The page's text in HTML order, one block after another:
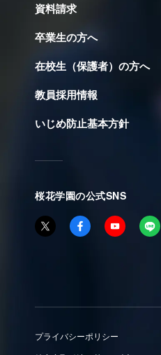
資料請求
卒業生の方へ
在校生（保護者）の方へ
教員採用情報
いじめ防止基本方針
桜花学園の公式SNS
プライバシーポリシー